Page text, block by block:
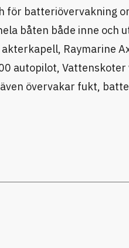
för batteriövervakning
båten både inne och
Raymarine
autopilot, Vattenskoter
övervakar fukt,